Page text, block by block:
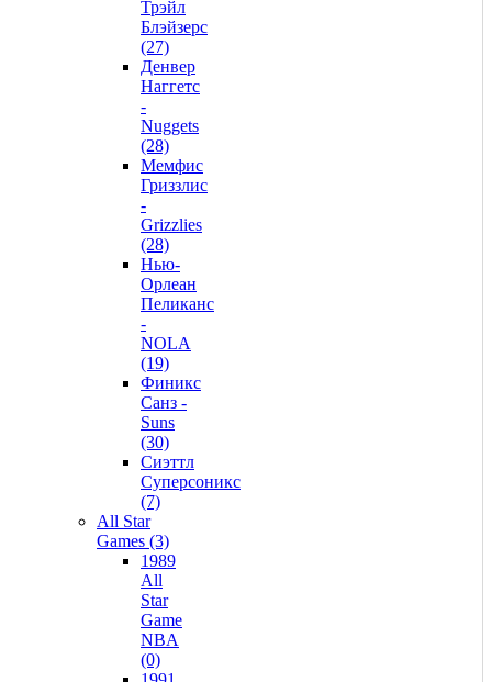
Трэйл
Блэйзерс
(27)
Денвер
Наггетс
-
Nuggets
(28)
Мемфис
Гриззлис
-
Grizzlies
(28)
Нью-
Орлеан
Пеликанс
-
NOLA
(19)
Финикс
Санз -
Suns
(30)
Сиэттл
Суперсоникс
(7)
All Star
Games (3)
1989
All
Star
Game
NBA
(0)